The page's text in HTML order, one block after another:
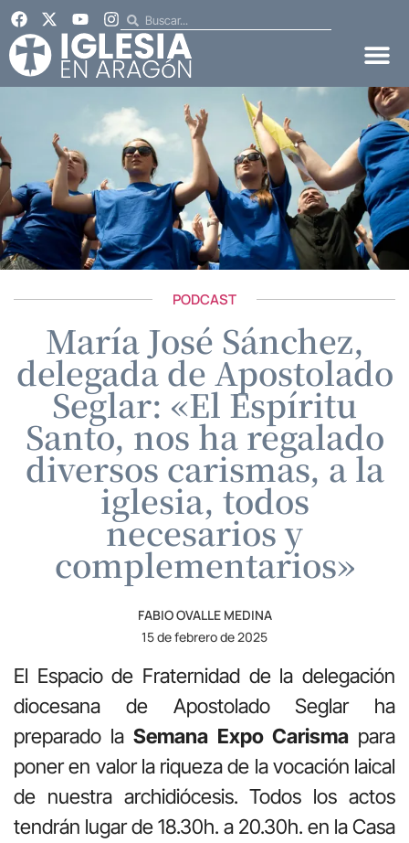
PODCAST
María José Sánchez,
delegada de Apostolado
Seglar: «El Espíritu
Santo, nos ha regalado
diversos carismas, a la
iglesia, todos
necesarios y
complementarios»
FABIO OVALLE MEDINA
15 de febrero de 2025
El Espacio de Fraternidad de la delegación
diocesana de Apostolado Seglar ha
preparado laSemana Expo Carismapara
poner en valor la riqueza de la vocación laical
de nuestra archidiócesis. Todos los actos
tendrán lugar de 18.30h. a 20.30h. en la Casa